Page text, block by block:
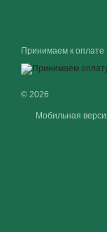
Принимаем к оплате
© 2026
Мобильная